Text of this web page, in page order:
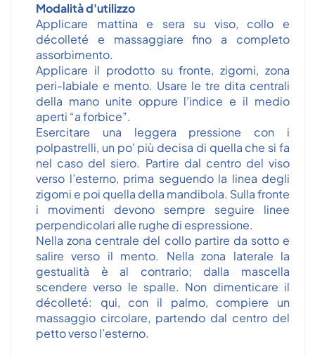
Modalità d'utilizzo
Applicare mattina e sera su viso, collo e
décolleté e massaggiare fino a completo
assorbimento.
Applicare il prodotto su fronte, zigomi, zona
peri-labiale e mento. Usare le tre dita centrali
della mano unite oppure l’indice e il medio
aperti “a forbice”.
Esercitare una leggera pressione con i
polpastrelli, un po' più decisa di quella che si fa
nel caso del siero. Partire dal centro del viso
verso l’esterno, prima seguendo la linea degli
zigomi e poi quella della mandibola. Sulla fronte
i movimenti devono sempre seguire linee
perpendicolari alle rughe di espressione.
Nella zona centrale del collo partire da sotto e
salire verso il mento. Nella zona laterale la
gestualità è al contrario; dalla mascella
scendere verso le spalle. Non dimenticare il
décolleté: qui, con il palmo, compiere un
massaggio circolare, partendo dal centro del
petto verso l’esterno.